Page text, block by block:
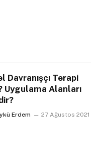
Davranışçı Terapi
Uygulama Alanları
Erdem 27 Ağustos 2021